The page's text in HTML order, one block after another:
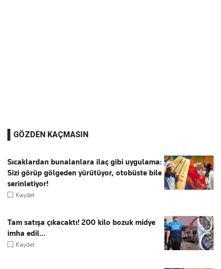
GÖZDEN KAÇMASIN
Sıcaklardan bunalanlara ilaç gibi uygulama:
Sizi görüp gölgeden yürütüyor, otobüste bile
serinletiyor!
Kaydet
Tam satışa çıkacaktı! 200 kilo bozuk midye
imha edil...
Kaydet